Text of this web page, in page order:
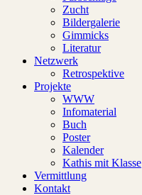
Zucht
Bildergalerie
Gimmicks
Literatur
Netzwerk
Retrospektive
Projekte
WWW
Infomaterial
Buch
Poster
Kalender
Kathis mit Klasse
Vermittlung
Kontakt